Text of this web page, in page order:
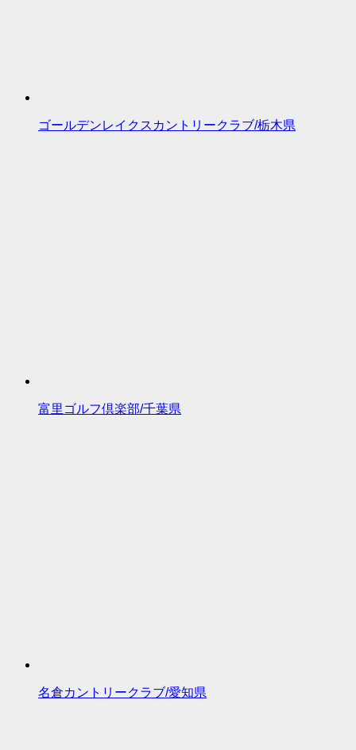
ゴールデンレイクスカントリークラブ/栃木県
富里ゴルフ倶楽部/千葉県
名倉カントリークラブ/愛知県